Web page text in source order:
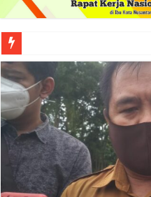
Viral! Selama Dua Bulan Lebih